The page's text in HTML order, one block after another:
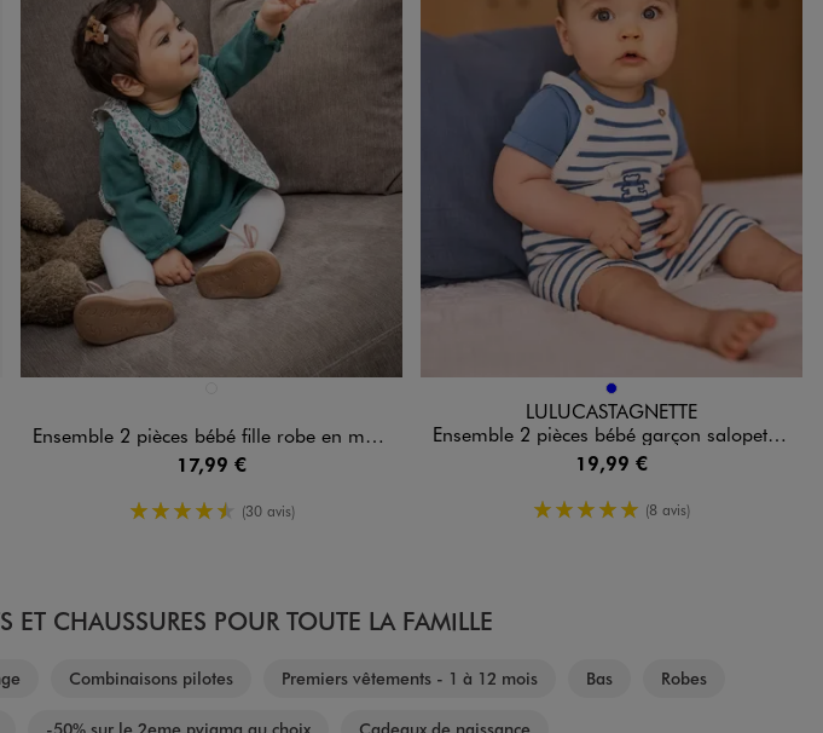
Ensemble 2 pièces bébé fille robe en maille et collants
17,99 €
4.5/5 de moyenne
(30 avis)
Disponible en 1 colorisBLEU
LULUCASTAGNETTE
Ensemble 2 pièces bébé garçon salopette en maille et body - LuluCastagnette
19,99 €
5/5 de moyenne
(8 avis)
ET CHAUSSURES POUR TOUTE LA FAMILLE
Combinaisons pilotes Premiers vêtements - 1 à 12 mois Bas Robes
-50% sur le 2eme pyjama au choix Cadeaux de naissance